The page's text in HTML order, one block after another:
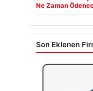
Ne Zaman
Son Eklenen